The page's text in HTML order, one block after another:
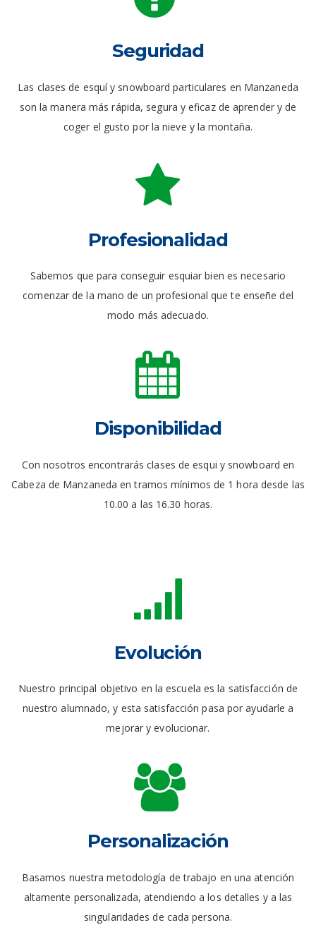
Seguridad
Las clases de esquí y snowboard particulares en Manzaneda
son la manera más rápida, segura y eficaz de aprender y de
coger el gusto por la nieve y la montaña.
Profesionalidad
Sabemos que para conseguir esquiar bien es necesario
comenzar de la mano de un profesional que te enseñe del
modo más adecuado.
Disponibilidad
Con nosotros encontrarás clases de esqui y snowboard en
Cabeza de Manzaneda en tramos mínimos de 1 hora desde las
10.00 a las 16.30 horas.
Evolución
Nuestro principal objetivo en la escuela es la satisfacción de
nuestro alumnado, y esta satisfacción pasa por ayudarle a
mejorar y evolucionar.
Personalización
Basamos nuestra metodología de trabajo en una atención
altamente personalizada, atendiendo a los detalles y a las
singularidades de cada persona.